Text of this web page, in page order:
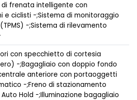
frenata intelligente con
e ciclisti -;Sistema di monitoraggio
-;Sistema di rilevamento
con specchietto di cortesia
-;Bagagliaio con doppio fondo
anteriore con portaoggetti
-;Freno di stazionamento
Hold -;Illuminazione bagagliaio